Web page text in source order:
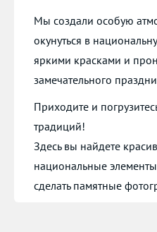
Мы создали особую
окунуться в
яркими красками и
замечательного
Приходите и
традиций!
Здесь вы найдете
национальные
сделать памятные